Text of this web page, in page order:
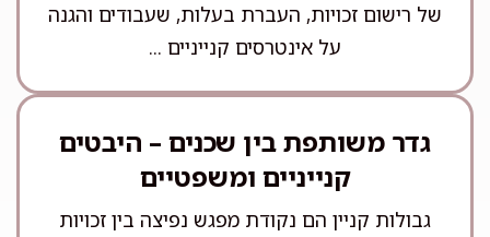
של רישום זכויות, העברת בעלות, שעבודים והגנה
על אינטרסים קנייניים ...
גדר משותפת בין שכנים – היבטים
קנייניים ומשפטיים
גבולות קניין הם נקודת מפגש נפיצה בין זכויות